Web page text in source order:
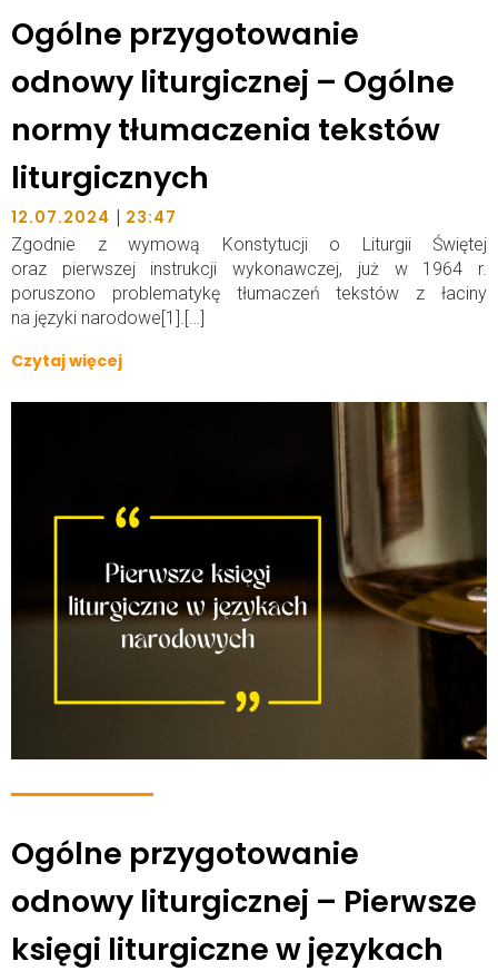
Ogólne przygotowanie
odnowy liturgicznej – Ogólne
normy tłumaczenia tekstów
liturgicznych
12.07.2024 | 23:47
Zgodnie z wymową Konstytucji o Liturgii Świętej
oraz pierwszej instrukcji wykonawczej, już w 1964 r.
poruszono problematykę tłumaczeń tekstów z łaciny
na języki narodowe[1].[…]
Czytaj więcej
Ogólne przygotowanie
odnowy liturgicznej – Pierwsze
księgi liturgiczne w językach